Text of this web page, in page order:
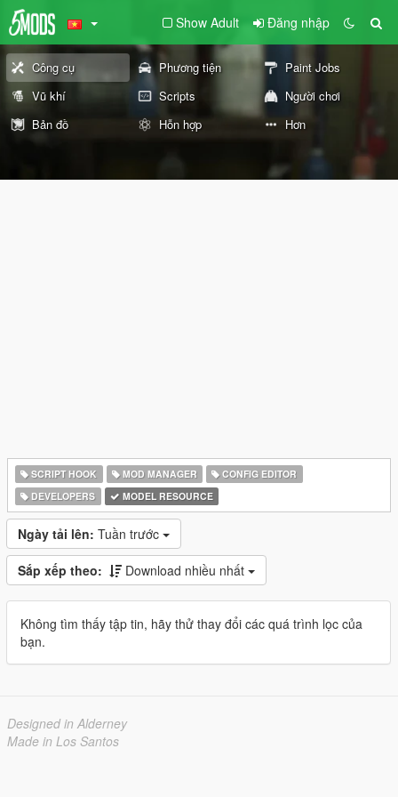
Show Adult Đăng nhập
Công cụ Phương tiện
Paint Jobs
Vũ khí
Scripts
Người chơi
Bản đồ
Hỗn hợp Hơn
SCRIPT HOOK MOD MANAGER
CONFIG EDITOR
DEVELOPERS
MODEL RESOURCE
Ngày tải lên: Tuần trước
Sắp xếp theo: Download nhiều nhất
Không tìm thấy tập tin, hãy thử thay đổi các quá trình lọc của
bạn.
Designed in Alderney
Made in Los Santos